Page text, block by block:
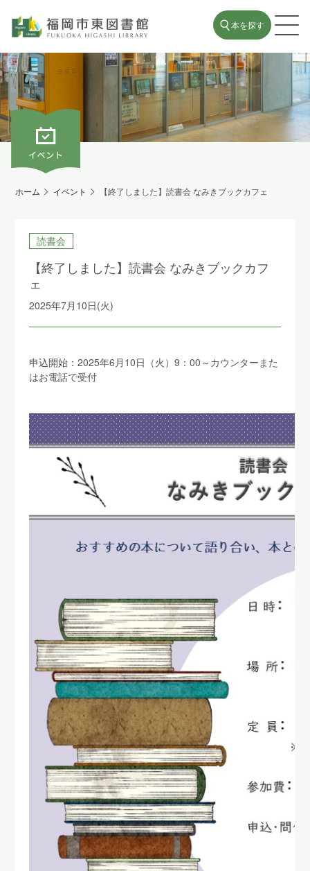
本を探す
ホーム イベント 【終了しました】読書会 なみきブックカフェ
読書会
【終了しました】読書会 なみきブックカフ
ェ
2025年7月10日(火)
申込開始：2025年6月10日（火）9：00～カウンターまた
はお電話で受付